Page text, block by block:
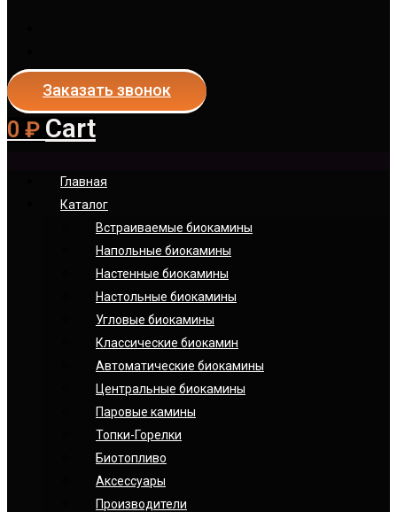
Заказать звонок
0 ₽ Cart
Главная
Каталог
Встраиваемые биокамины
Напольные биокамины
Настенные биокамины
Настoльные биокамины
Угловые биокамины
Классические биокамин
Автоматические биокамины
Центральные биокамины
Паровые камины
Топки-Горелки
Биотопливо
Аксессуары
Производители